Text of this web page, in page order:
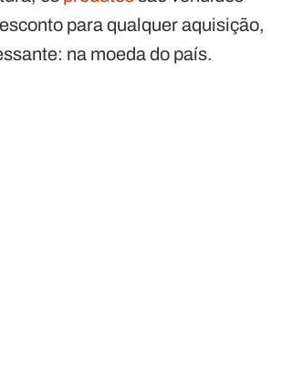
para qualquer aquisição,
na moeda do país.